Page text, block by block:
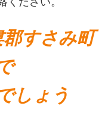
すさみ町
しょう